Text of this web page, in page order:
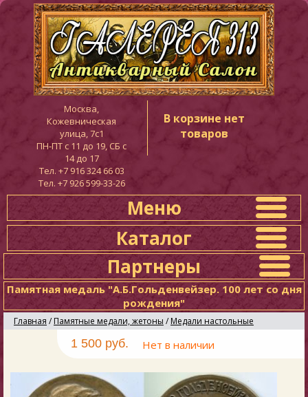
Москва,
Кожевническая
улица, 7с1
ПН-ПТ c 11 до 19, СБ с
14 до 17
Тел. +7 916 324 66 03
Тел. +7 926 599-33-26
В корзине нет
товаров
Меню
Каталог
Партнеры
Памятная медаль "А.Б.Гольденвейзер. 100 лет со дня
рождения"
Главная / Памятные медали, жетоны / Медали настольные
1 500 руб. Нет в наличии